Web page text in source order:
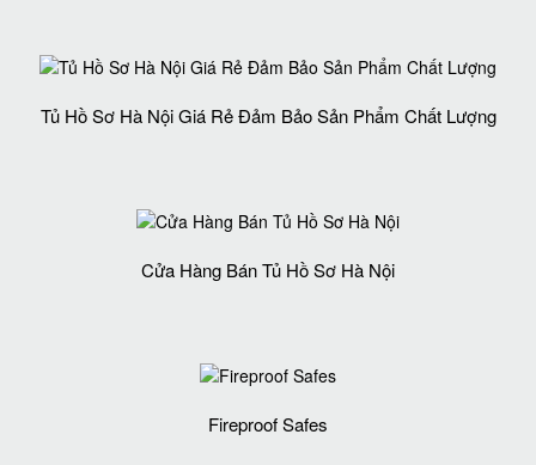
Tủ Hồ Sơ Hà Nội Giá Rẻ Đảm Bảo Sản Phẩm Chất Lượng‎
Cửa Hàng Bán Tủ Hồ Sơ Hà Nội
Fireproof Safes